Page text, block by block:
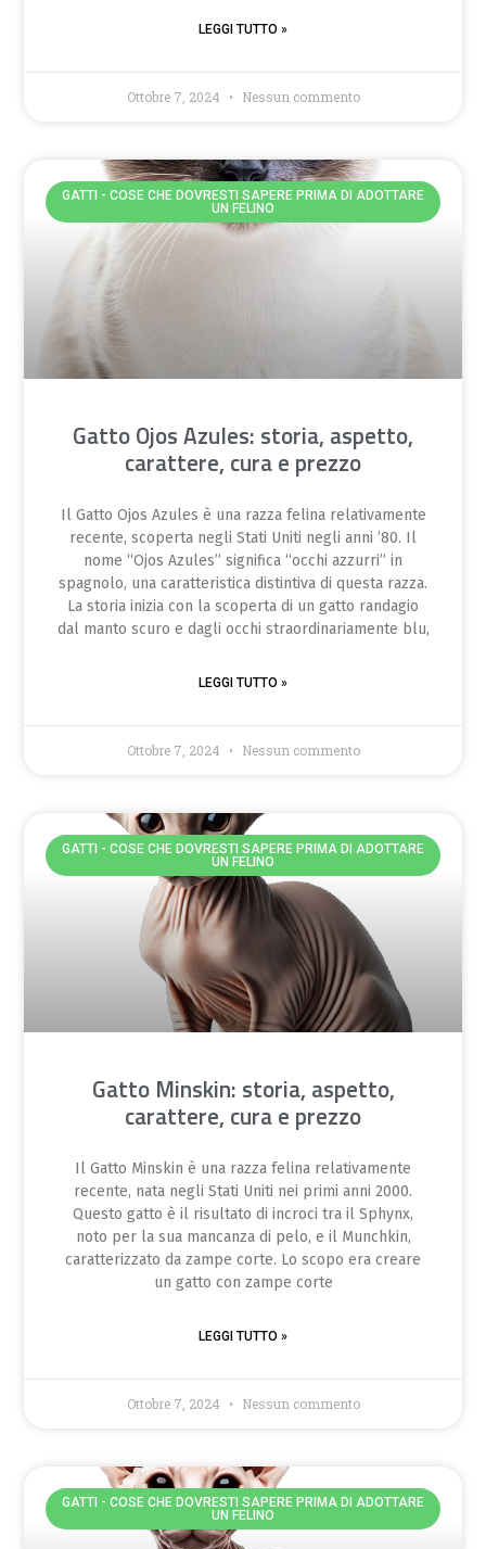
LEGGI TUTTO »
Ottobre 7, 2024 Nessun commento
GATTI - COSE CHE DOVRESTI SAPERE PRIMA DI ADOTTARE
UN FELINO
Gatto Ojos Azules: storia, aspetto,
carattere, cura e prezzo
Il Gatto Ojos Azules è una razza felina relativamente
recente, scoperta negli Stati Uniti negli anni ’80. Il
nome “Ojos Azules” significa “occhi azzurri” in
spagnolo, una caratteristica distintiva di questa razza.
La storia inizia con la scoperta di un gatto randagio
dal manto scuro e dagli occhi straordinariamente blu,
LEGGI TUTTO »
Ottobre 7, 2024 Nessun commento
GATTI - COSE CHE DOVRESTI SAPERE PRIMA DI ADOTTARE
UN FELINO
Gatto Minskin: storia, aspetto,
carattere, cura e prezzo
Il Gatto Minskin è una razza felina relativamente
recente, nata negli Stati Uniti nei primi anni 2000.
Questo gatto è il risultato di incroci tra il Sphynx,
noto per la sua mancanza di pelo, e il Munchkin,
caratterizzato da zampe corte. Lo scopo era creare
un gatto con zampe corte
LEGGI TUTTO »
Ottobre 7, 2024 Nessun commento
GATTI - COSE CHE DOVRESTI SAPERE PRIMA DI ADOTTARE
UN FELINO